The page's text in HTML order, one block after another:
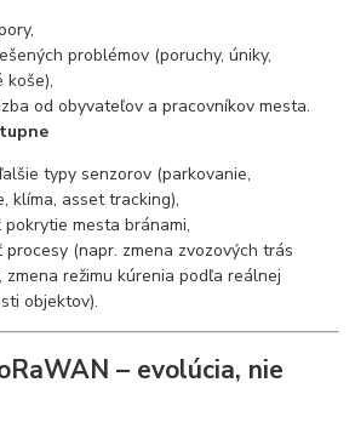
problémov (poruchy, úniky,
koše),
od obyvateľov a pracovníkov mesta.
typy senzorov (parkovanie,
klíma, asset tracking),
mesta bránami,
procesy (napr. zmena zvozových trás
zmena režimu kúrenia podľa reálnej
objektov).
– evolúcia, nie